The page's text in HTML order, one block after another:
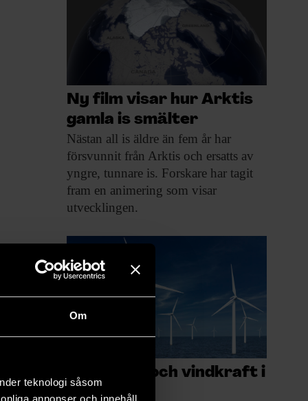
Om
teknologi såsom
annonser och innehåll,
Ny film visar hur Arktis
gamla is smälter
Nästan all is äldre än fem år har
försvunnit från Arktis och ersatts av
yngre, tunnare is. Forskare har tagit
fram en animering som visar
utvecklingen.
Mer blåst och vindkraft i
världen